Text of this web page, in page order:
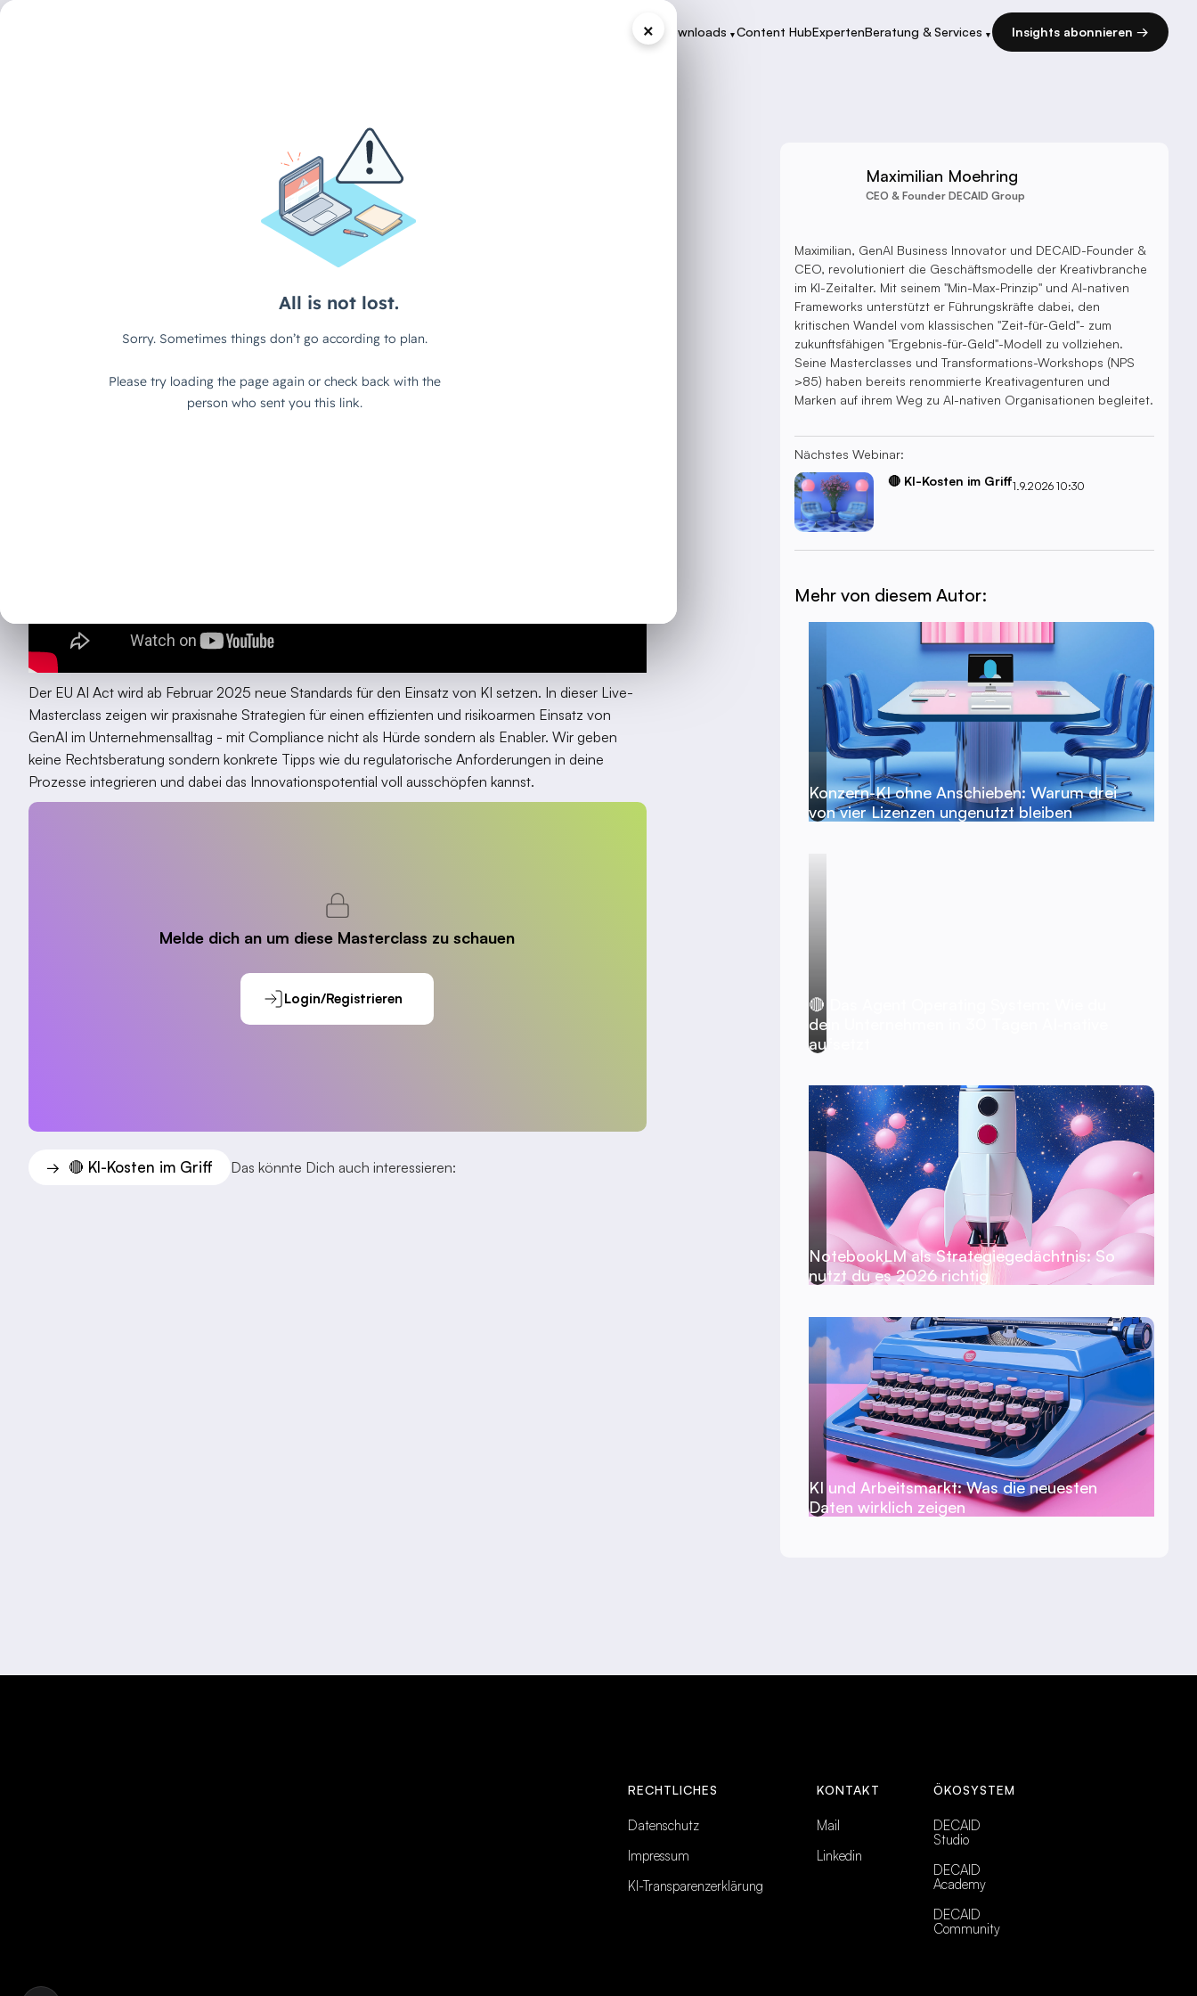
Case Studies Downloads ▾Content HubExpertenBeratung & Services ▾ Insights abonnieren →
×
MASTERCLASS
EU AI Act & GenAI-Compliance -
Praxisstrategien für den sicheren
Einsatz im Unternehmen
Der EU AI Act wird ab Februar 2025 neue Standards für den Einsatz von KI setzen. In dieser Live-
Masterclass zeigen wir praxisnahe Strategien für einen effizienten und risikoarmen Einsatz von
GenAI im Unternehmensalltag - mit Compliance nicht als Hürde sondern als Enabler. Wir geben
keine Rechtsberatung sondern konkrete Tipps wie du regulatorische Anforderungen in deine
Prozesse integrieren und dabei das Innovationspotential voll ausschöpfen kannst.
Melde dich an um diese Masterclass zu schauen
Login/Registrieren
→ 🔴 KI-Kosten im Griff Das könnte Dich auch interessieren:
Maximilian Moehring
CEO & Founder DECAID Group
Maximilian, GenAI Business Innovator und DECAID-Founder &
CEO, revolutioniert die Geschäftsmodelle der Kreativbranche
im KI-Zeitalter. Mit seinem "Min-Max-Prinzip" und AI-nativen
Frameworks unterstützt er Führungskräfte dabei, den
kritischen Wandel vom klassischen "Zeit-für-Geld"- zum
zukunftsfähigen "Ergebnis-für-Geld"-Modell zu vollziehen.
Seine Masterclasses und Transformations-Workshops (NPS
>85) haben bereits renommierte Kreativagenturen und
Marken auf ihrem Weg zu AI-nativen Organisationen begleitet.
Nächstes Webinar:
🔴 KI-Kosten im Griff1.9.2026 10:30
Mehr von diesem Autor:
Konzern-KI ohne Anschieben: Warum drei
von vier Lizenzen ungenutzt bleiben
🔴 Das Agent Operating System: Wie du
dein Unternehmen in 30 Tagen AI-native
aufsetzt
NotebookLM als Strategiegedächtnis: So
nutzt du es 2026 richtig
KI und Arbeitsmarkt: Was die neuesten
Daten wirklich zeigen
RECHTLICHES
Datenschutz
Impressum
KI-Transparenzerklärung
KONTAKT
Mail
Linkedin
ÖKOSYSTEM
DECAID
Studio
DECAID
Academy
DECAID
Community